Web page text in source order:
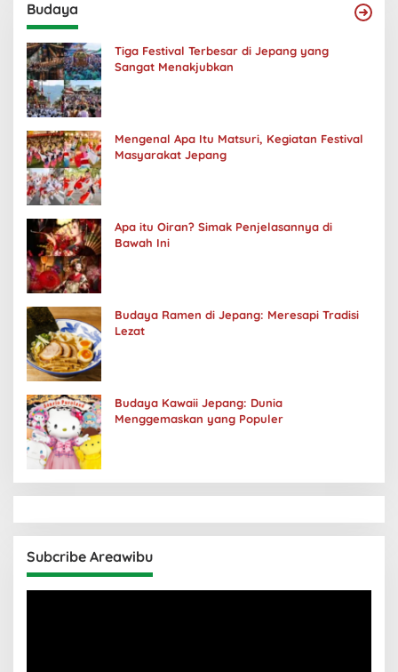
Budaya
Tiga Festival Terbesar di Jepang yang
Sangat Menakjubkan
Mengenal Apa Itu Matsuri, Kegiatan Festival
Masyarakat Jepang
Apa itu Oiran? Simak Penjelasannya di
Bawah Ini
Budaya Ramen di Jepang: Meresapi Tradisi
Lezat
Budaya Kawaii Jepang: Dunia
Menggemaskan yang Populer
Subcribe Areawibu